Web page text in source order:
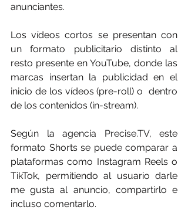
anunciantes.
Los vídeos cortos se presentan con
un formato publicitario distinto al
resto presente en YouTube, donde las
marcas insertan la publicidad en el
inicio de los vídeos (pre-roll) o  dentro
de los contenidos (in-stream).
Según la agencia Precise.TV, este
formato Shorts se puede comparar a
plataformas como Instagram Reels o
TikTok, permitiendo al usuario darle
me gusta al anuncio, compartirlo e
incluso comentarlo.